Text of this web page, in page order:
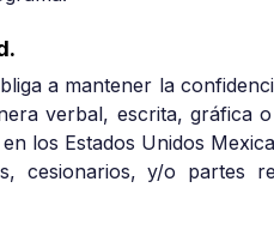
a mantener la
verbal, escrita,
los Estados Unidos
cesionarios, y/o partes